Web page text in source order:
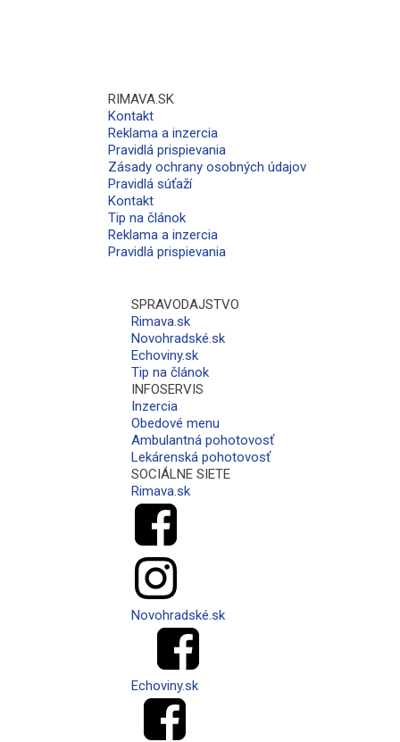
RIMAVA.SK
Kontakt
Reklama a inzercia
Pravidlá prispievania
Zásady ochrany osobných údajov
Pravidlá súťaží
Kontakt
Tip na článok
Reklama a inzercia
Pravidlá prispievania
SPRAVODAJSTVO
Rimava.sk
Novohradské.sk
Echoviny.sk
Tip na článok
INFOSERVIS
Inzercia
Obedové menu
Ambulantná pohotovosť
Lekárenská pohotovosť
SOCIÁLNE SIETE
Rimava.sk
Novohradské.sk
Echoviny.sk